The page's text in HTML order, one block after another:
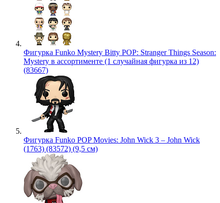
Фигурка Funko Mystery Bitty POP: Stranger Things Season:
Mystery в ассортименте (1 случайная фигурка из 12)
(83667)
Фигурка Funko POP Movies: John Wick 3 – John Wick
(1763) (83572) (9,5 см)